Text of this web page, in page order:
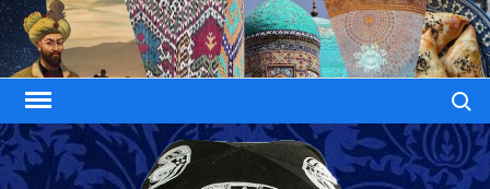
Skip
to
content